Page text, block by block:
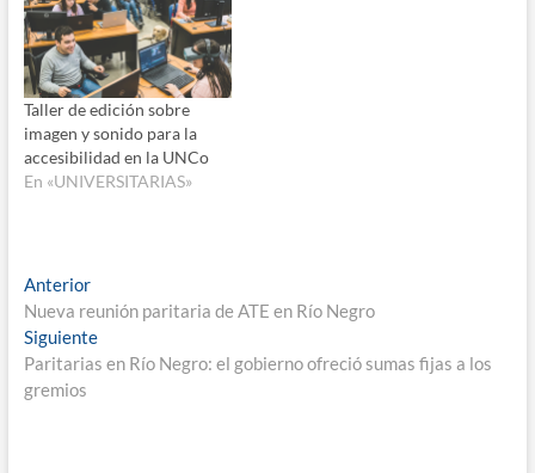
Taller de edición sobre
imagen y sonido para la
accesibilidad en la UNCo
En «UNIVERSITARIAS»
Navegación
de
entradas
AnteriorEntrada
anterior:
Nueva reunión paritaria de ATE en Río Negro
SiguienteEntrada
siguiente:
Paritarias en Río Negro: el gobierno ofreció sumas fijas a los
gremios